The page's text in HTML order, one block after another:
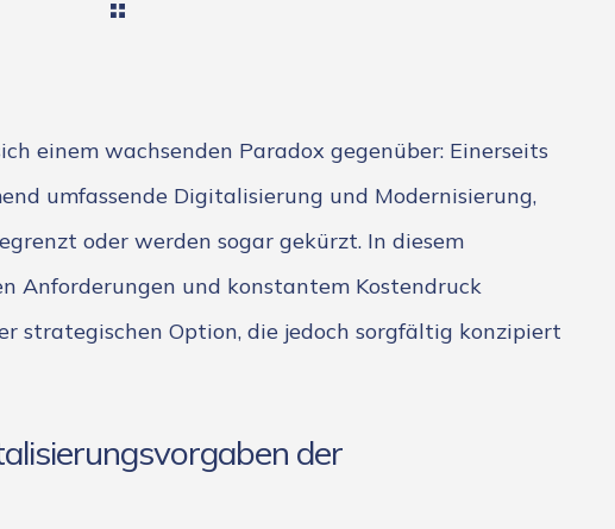
einem wachsenden Paradox gegenüber: Einerseits
umfassende Digitalisierung und Modernisierung,
oder werden sogar gekürzt. In diesem
Anforderungen und konstantem Kostendruck
strategischen Option, die jedoch sorgfältig konzipiert
der